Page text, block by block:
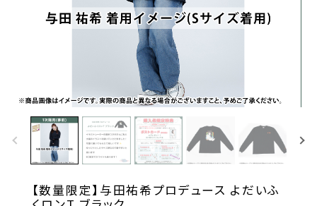
【数量限定】与田祐希プロデュース よだいふ